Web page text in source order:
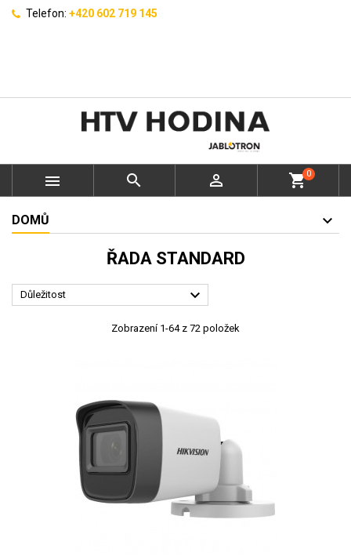
Telefon: +420 602 719 145
   shopping_cart0
DOMŮ
ŘADA STANDARD
Důležitost 
Zobrazení 1-64 z 72 položek